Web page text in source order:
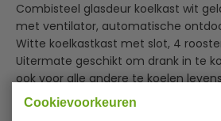
Cookievoorkeuren
Combisteel glasdeur koelkast wit
met ventilator, automatische
Witte koelkastkast met slot, 4
Uitermate geschikt om drank in te
ook voor alle andere te koelen
Optie: extra rooster, wielen, stelpoten